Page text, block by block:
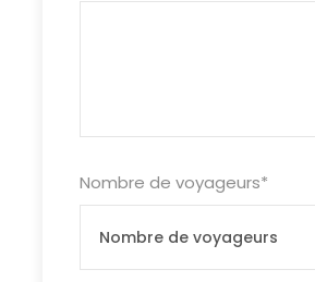
Nombre de voyageurs*